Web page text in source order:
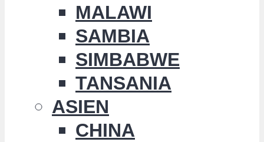
MALAWI
SAMBIA
SIMBABWE
TANSANIA
ASIEN
CHINA